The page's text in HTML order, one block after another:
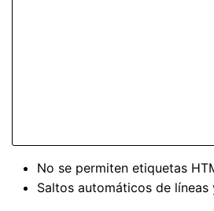
No se permiten etiquetas
Saltos automáticos de líneas